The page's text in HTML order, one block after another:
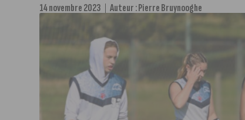
14 novembre 2023 Auteur :Pierre Bruynooghe